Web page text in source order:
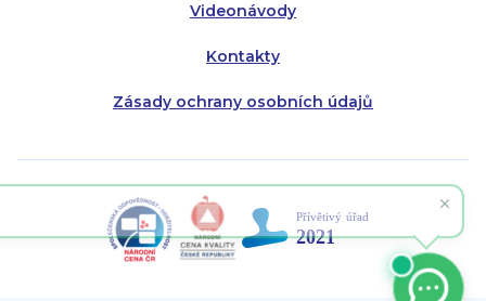
Videonávody
Kontakty
Zásady ochrany osobních údajů